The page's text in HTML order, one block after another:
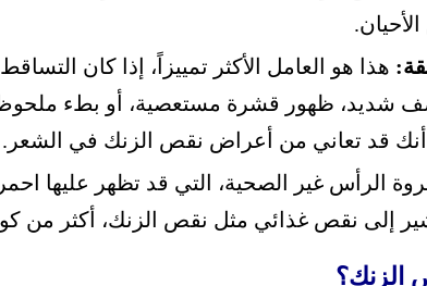
هذا هو العامل الأكثر تمييزاً، إذا كان
شديد، ظهور قشرة مستعصية، أو بطء ملحوظ
قد تعاني من أعراض نقص الزنك في الشعر.
الرأس غير الصحية، التي قد تظهر عليها
إلى نقص غذائي مثل نقص الزنك، أكثر من